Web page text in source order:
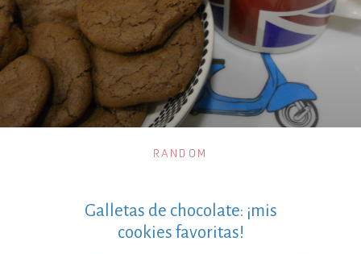
RANDOM
Galletas de chocolate: ¡mis
cookies favoritas!